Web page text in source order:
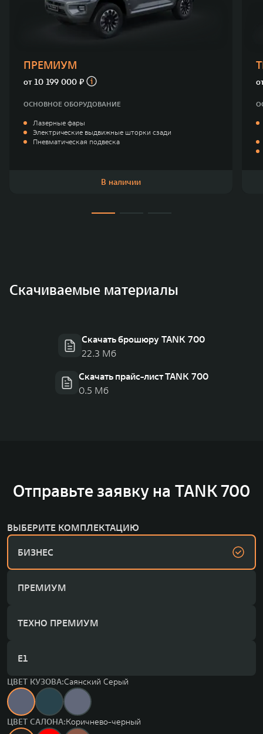
ПРЕМИУМ
от10 199 000 ₽
ОСНОВНОЕ ОБОРУДОВАНИЕ
Лазерные фары
Электрические выдвижные шторки сзади
Пневматическая подвеска
В наличии
Скачиваемые материалы
Скачать брошюру TANK 700
22.3 Мб
Скачать прайс-лист TANK 700
0.5 Мб
Отправьте заявку на TANK 700
ВЫБЕРИТЕ КОМПЛЕКТАЦИЮ
БИЗНЕС
ПРЕМИУМ
ТЕХНО ПРЕМИУМ
Е1
ЦВЕТ КУЗОВА:Саянский Серый
ЦВЕТ САЛОНА:Коричнево-черный